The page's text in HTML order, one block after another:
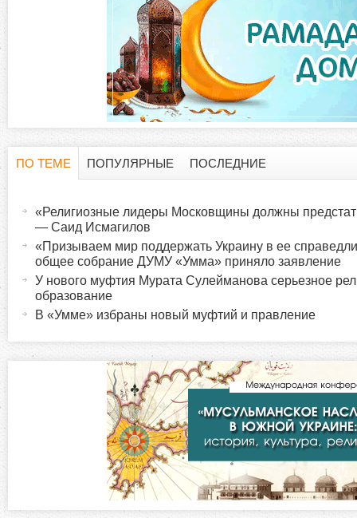
з
ПО ТЕМЕ
я
в
ПОПУЛЯРНЫЕ ПОСЛЕДНИЕ
«Религиозные лидеры Московщины должны
— Саид Исмагилов
«Призываем мир поддержать Украину в ее
общее собрание ДУМУ «Умма» приняло заявление
У нового муфтия Мурата Сулейманова серьезное
образование
В «Умме» избраны новый муфтий и правление